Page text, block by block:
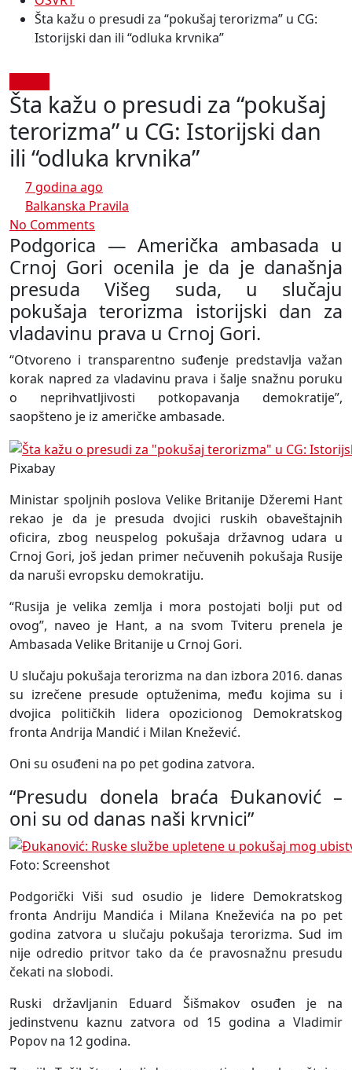
Šta kažu o presudi za “pokušaj terorizma” u CG:
Istorijski dan ili “odluka krvnika”
Šta kažu o presudi za “pokušaj
terorizma” u CG: Istorijski dan
ili “odluka krvnika”
7 godina ago
Balkanska Pravila
No Comments
Podgorica — Američka ambasada u
Crnoj Gori ocenila je da je današnja
presuda Višeg suda, u slučaju
pokušaja terorizma istorijski dan za
vladavinu prava u Crnoj Gori.
“Otvoreno i transparentno suđenje predstavlja važan
korak napred za vladavinu prava i šalje snažnu poruku
o neprihvatljivosti potkopavanja demokratije”,
saopšteno je iz američke ambasade.
Pixabay
Ministar spoljnih poslova Velike Britanije Džeremi Hant
rekao je da je presuda dvojici ruskih obaveštajnih
oficira, zbog neuspelog pokušaja državnog udara u
Crnoj Gori, još jedan primer nečuvenih pokušaja Rusije
da naruši evropsku demokratiju.
“Rusija je velika zemlja i mora postojati bolji put od
ovog”, naveo je Hant, a na svom Tviteru prenela je
Ambasada Velike Britanije u Crnoj Gori.
U slučaju pokušaja terorizma na dan izbora 2016. danas
su izrečene presude optuženima, među kojima su i
dvojica političkih lidera opozicionog Demokratskog
fronta Andrija Mandić i Milan Knežević.
Oni su osuđeni na po pet godina zatvora.
“Presudu donela braća Đukanović –
oni su od danas naši krvnici”
Foto: Screenshot
Podgorički Viši sud osudio je lidere Demokratskog
fronta Andriju Mandića i Milana Kneževića na po pet
godina zatvora u slučaju pokušaja terorizma. Sud im
nije odredio pritvor tako da će pravosnažnu presudu
čekati na slobodi.
Ruski državljanin Eduard Šišmakov osuđen je na
jedinstvenu kaznu zatvora od 15 godina a Vladimir
Popov na 12 godina.